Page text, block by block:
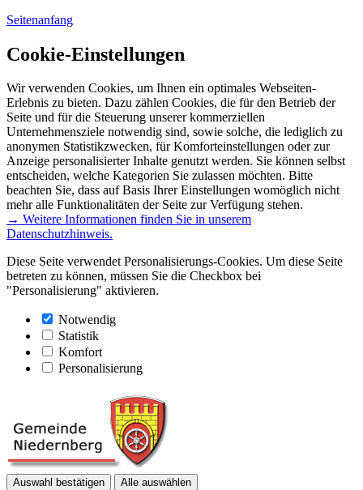
Seitenanfang
Cookie-Einstellungen
Wir verwenden Cookies, um Ihnen ein optimales Webseiten-
Erlebnis zu bieten. Dazu zählen Cookies, die für den Betrieb der
Seite und für die Steuerung unserer kommerziellen
Unternehmensziele notwendig sind, sowie solche, die lediglich zu
anonymen Statistikzwecken, für Komforteinstellungen oder zur
Anzeige personalisierter Inhalte genutzt werden. Sie können selbst
entscheiden, welche Kategorien Sie zulassen möchten. Bitte
beachten Sie, dass auf Basis Ihrer Einstellungen womöglich nicht
mehr alle Funktionalitäten der Seite zur Verfügung stehen.
→ Weitere Informationen finden Sie in unserem
Datenschutzhinweis.
Diese Seite verwendet Personalisierungs-Cookies. Um diese Seite
betreten zu können, müssen Sie die Checkbox bei
"Personalisierung" aktivieren.
Notwendig
Statistik
Komfort
Personalisierung
Auswahl bestätigen Alle auswählen